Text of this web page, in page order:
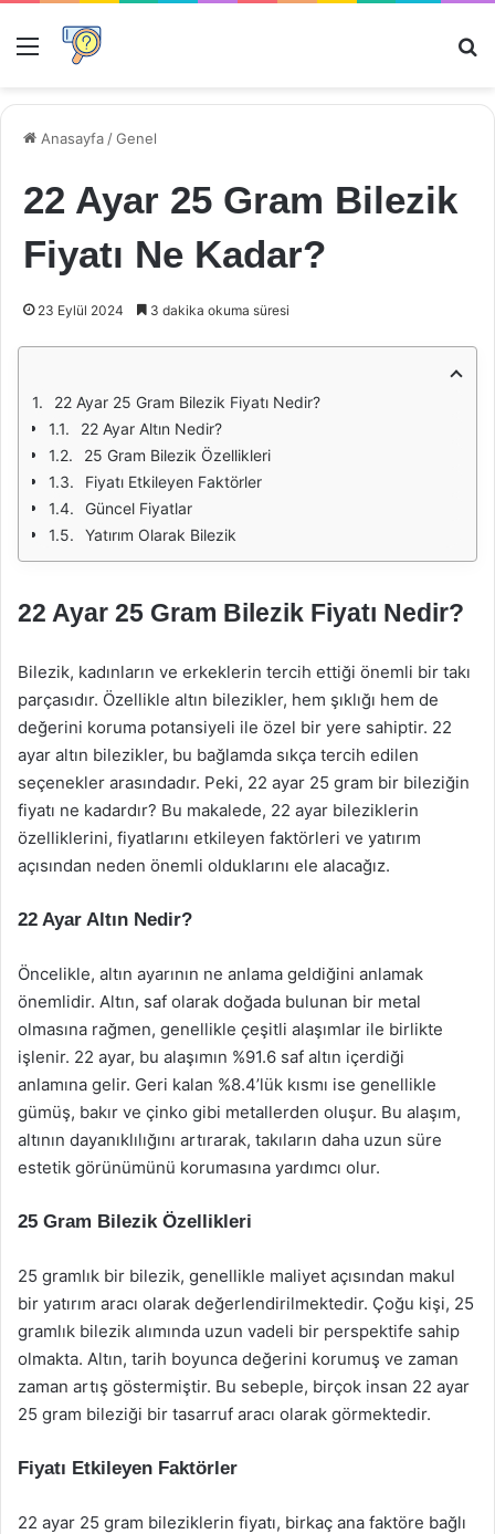
Menü
Anasayfa /Genel
22 Ayar 25 Gram Bilezik
Fiyatı Ne Kadar?
23 Eylül 2024 3 dakika okuma süresi
22 Ayar 25 Gram Bilezik Fiyatı Nedir?
22 Ayar Altın Nedir?
25 Gram Bilezik Özellikleri
Fiyatı Etkileyen Faktörler
Güncel Fiyatlar
Yatırım Olarak Bilezik
22 Ayar 25 Gram Bilezik Fiyatı Nedir?
Bilezik, kadınların ve erkeklerin tercih ettiği önemli bir takı
parçasıdır. Özellikle altın bilezikler, hem şıklığı hem de
değerini koruma potansiyeli ile özel bir yere sahiptir. 22
ayar altın bilezikler, bu bağlamda sıkça tercih edilen
seçenekler arasındadır. Peki, 22 ayar 25 gram bir bileziğin
fiyatı ne kadardır? Bu makalede, 22 ayar bileziklerin
özelliklerini, fiyatlarını etkileyen faktörleri ve yatırım
açısından neden önemli olduklarını ele alacağız.
22 Ayar Altın Nedir?
Öncelikle, altın ayarının ne anlama geldiğini anlamak
önemlidir. Altın, saf olarak doğada bulunan bir metal
olmasına rağmen, genellikle çeşitli alaşımlar ile birlikte
işlenir. 22 ayar, bu alaşımın %91.6 saf altın içerdiği
anlamına gelir. Geri kalan %8.4’lük kısmı ise genellikle
gümüş, bakır ve çinko gibi metallerden oluşur. Bu alaşım,
altının dayanıklılığını artırarak, takıların daha uzun süre
estetik görünümünü korumasına yardımcı olur.
25 Gram Bilezik Özellikleri
25 gramlık bir bilezik, genellikle maliyet açısından makul
bir yatırım aracı olarak değerlendirilmektedir. Çoğu kişi, 25
gramlık bilezik alımında uzun vadeli bir perspektife sahip
olmakta. Altın, tarih boyunca değerini korumuş ve zaman
zaman artış göstermiştir. Bu sebeple, birçok insan 22 ayar
25 gram bileziği bir tasarruf aracı olarak görmektedir.
Fiyatı Etkileyen Faktörler
22 ayar 25 gram bileziklerin fiyatı, birkaç ana faktöre bağlı